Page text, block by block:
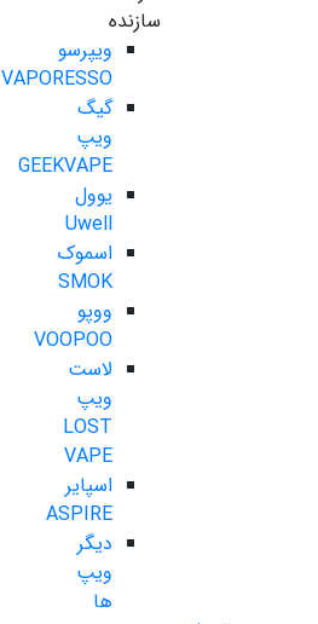
سازنده
ویپرسو
VAPORESSO
گیگ
ویپ
GEEKVAPE
یوول
Uwell
اسموک
SMOK
ووپو
VOOPOO
لاست
ویپ
LOST
VAPE
اسپایر
ASPIRE
دیگر
ویپ
ها